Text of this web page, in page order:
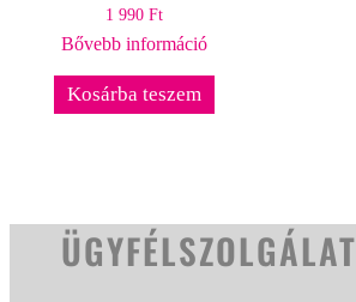
1 990 Ft
Bővebb információ
Kosárba teszem
ÜGYFÉLSZOLGÁLAT